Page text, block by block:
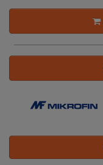
NAMA
KUPITI?